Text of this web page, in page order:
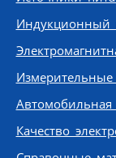
Индукционный
Автомобильная
Качество